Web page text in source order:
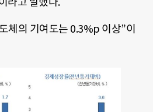
체의 기여도는 0.3%p 이상”이